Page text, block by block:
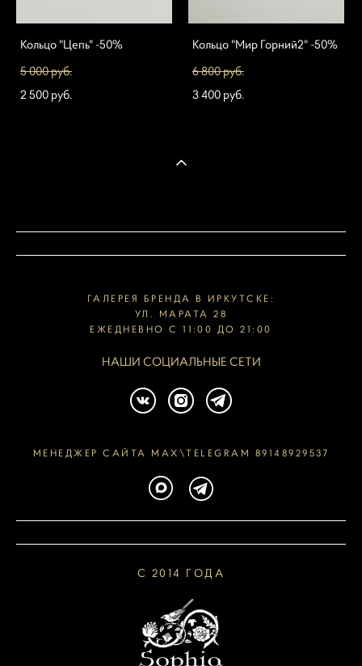
Кольцо "Цепь" -50%
5 000 pуб.
2 500 pуб.
Кольцо "Мир Горний2" -50%
6 800 pуб.
3 400 pуб.
ГАЛЕРЕЯ БРЕНДА В ИРКУТСКЕ:
УЛ. МАРАТА 28
ЕЖЕДНЕВНО С 11:00 ДО 21:00
НАШИ СОЦИАЛЬНЫЕ СЕТИ
МЕНЕДЖЕР САЙТА MAX\TELEGRAM 89148929537
С 2014 ГОДА